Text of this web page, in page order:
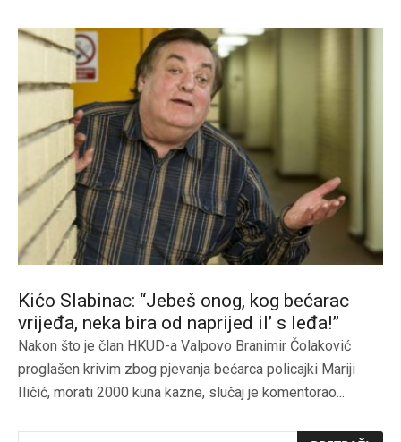
Kićo Slabinac: “Jebeš onog, kog bećarac
vrijeđa, neka bira od naprijed il’ s leđa!”
Nakon što je član HKUD-a Valpovo Branimir Čolaković
proglašen krivim zbog pjevanja bećarca policajki Mariji
Iličić, morati 2000 kuna kazne, slučaj je komentorao...